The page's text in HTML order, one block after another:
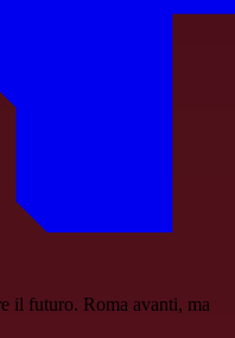
il futuro. Roma avanti, ma